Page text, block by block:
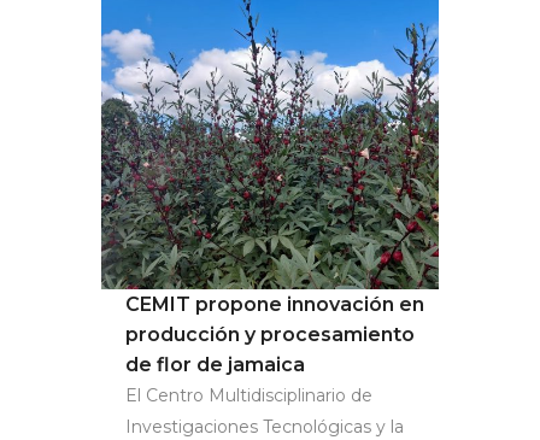
CEMIT propone innovación en
producción y procesamiento
de flor de jamaica
El Centro Multidisciplinario de
Investigaciones Tecnológicas y la